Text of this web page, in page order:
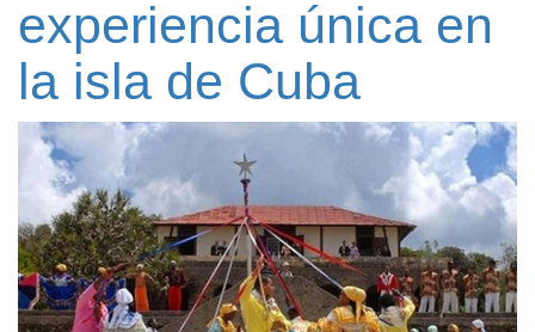
experiencia única en
la isla de Cuba